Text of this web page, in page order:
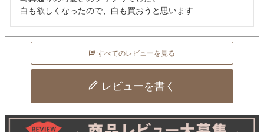
白も欲しくなったので、白も買おうと思います
すべてのレビューを見る
レビューを書く